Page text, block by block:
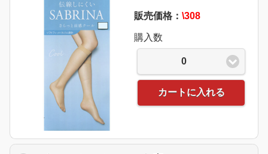
販売価格： \308
購入数
0
カートに入れる